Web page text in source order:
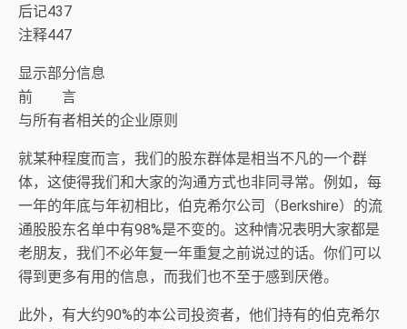
后记437
注释447
显示部分信息
前 言
与所有者相关的企业原则
就某种程度而言，我们的股东群体是相当不凡的一个群
体，这使得我们和大家的沟通方式也非同寻常。例如，每
一年的年底与年初相比，伯克希尔公司（Berkshire）的流
通股股东名单中有98%是不变的。这种情况表明大家都是
老朋友，我们不必年复一年重复之前说过的话。你们可以
得到更多有用的信息，而我们也不至于感到厌倦。
此外，有大约90%的本公司投资者，他们持有的伯克希尔